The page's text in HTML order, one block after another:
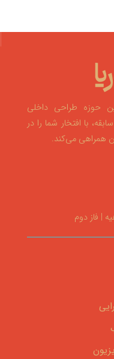
حوزه طراحی داخلی
صنعت چاپ با ۱۷ سال سابقه، با افتخار شما را در
همراهی می‌کند.
| فاز دوم